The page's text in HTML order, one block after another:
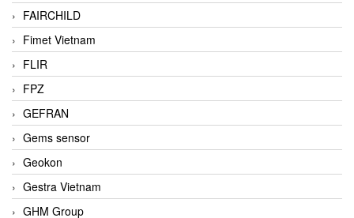
FAIRCHILD
Fimet Vietnam
FLIR
FPZ
GEFRAN
Gems sensor
Geokon
Gestra Vietnam
GHM Group